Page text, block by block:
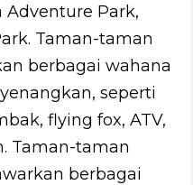
Park,
Taman-taman
berbagai wahana
seperti
flying fox, ATV,
Taman-taman
berbagai